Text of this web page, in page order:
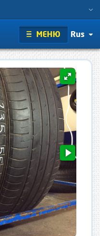
МЕНЮ Rus